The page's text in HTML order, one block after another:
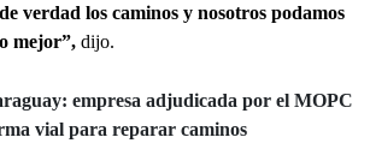
verdad los caminos y nosotros podamos
mejor”, dijo.
empresa adjudicada por el MOPC
vial para reparar caminos